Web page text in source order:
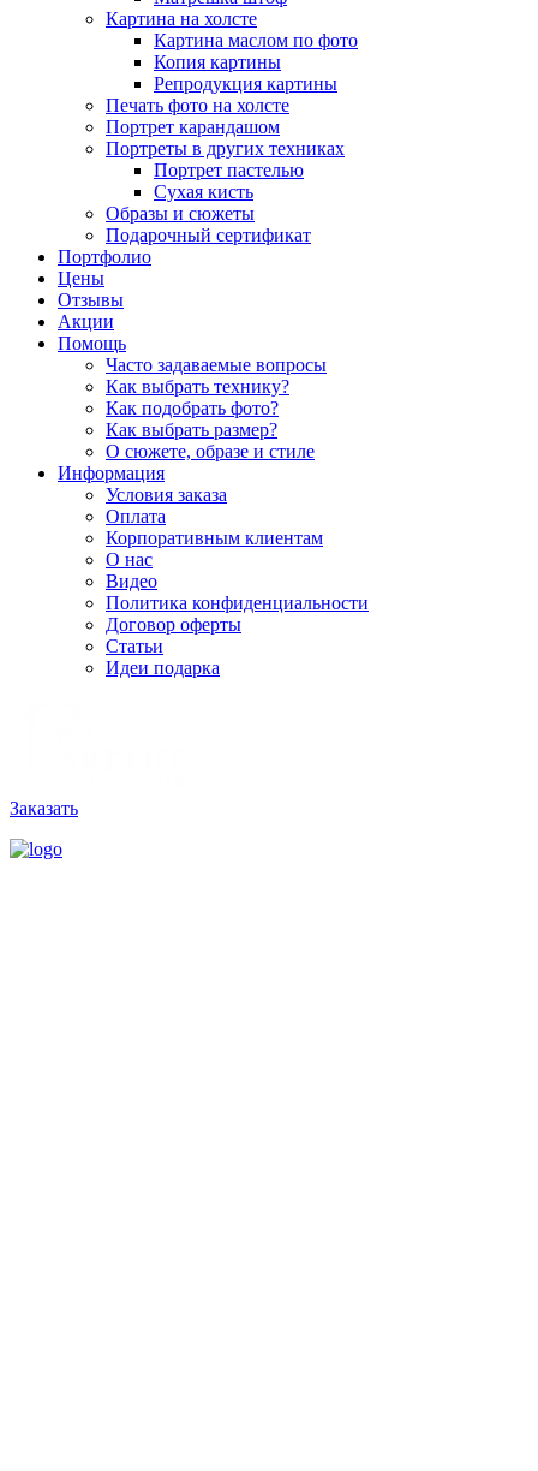
Картина на холсте
Картина маслом по фото
Копия картины
Репродукция картины
Печать фото на холсте
Портрет карандашом
Портреты в других техниках
Портрет пастелью
Сухая кисть
Образы и сюжеты
Подарочный сертификат
Портфолио
Цены
Отзывы
Акции
Помощь
Часто задаваемые вопросы
Как выбрать технику?
Как подобрать фото?
Как выбрать размер?
О сюжете, образе и стиле
Информация
Условия заказа
Оплата
Корпоративным клиентам
О нас
Видео
Политика конфиденциальности
Договор оферты
Статьи
Идеи подарка
Заказать